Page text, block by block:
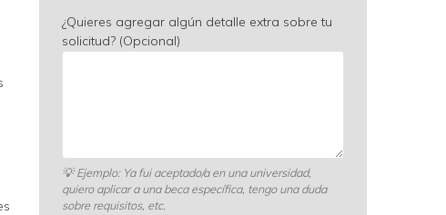
¿Quieres agregar algún detalle extra sobre tu
solicitud? (Opcional)
💡Ejemplo: Ya fui aceptado/a en una universidad,
quiero aplicar a una beca específica, tengo una duda
sobre requisitos, etc.